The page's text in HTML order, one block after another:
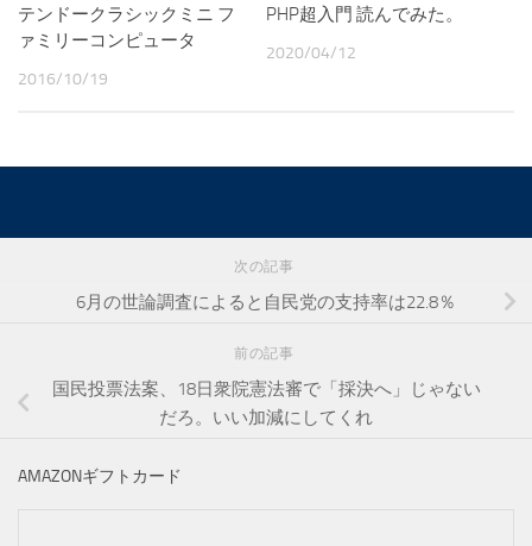
テンドークラシックミニ フ
ァミリーコンピュータ
2016/10/19
PHP超入門 読んでみた。
2020/04/12
次の記事
6月の世論調査によると自民党の支持率は22.8％
前の記事
国民投票法案、18日衆院憲法審で「採決へ」じゃない
だろ。いい加減にしてくれ
AMAZONギフトカード